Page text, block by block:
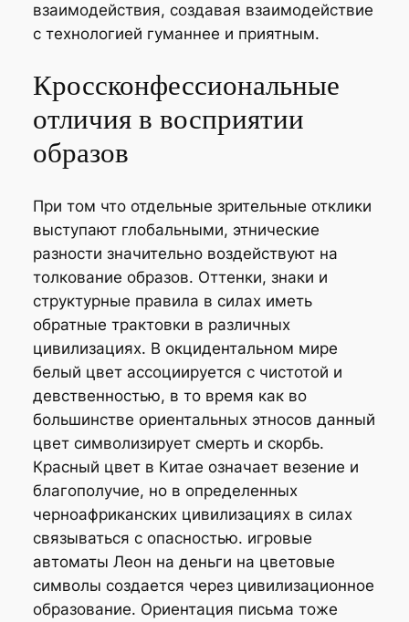
взаимодействия, создавая взаимодействие
с технологией гуманнее и приятным.
Кроссконфессиональные
отличия в восприятии
образов
При том что отдельные зрительные отклики
выступают глобальными, этнические
разности значительно воздействуют на
толкование образов. Оттенки, знаки и
структурные правила в силах иметь
обратные трактовки в различных
цивилизациях. В окцидентальном мире
белый цвет ассоциируется с чистотой и
девственностью, в то время как во
большинстве ориентальных этносов данный
цвет символизирует смерть и скорбь.
Красный цвет в Китае означает везение и
благополучие, но в определенных
черноафриканских цивилизациях в силах
связываться с опасностью. игровые
автоматы Леон на деньги на цветовые
символы создается через цивилизационное
образование. Ориентация письма тоже